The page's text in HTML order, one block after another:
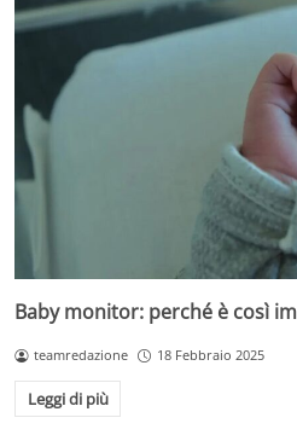
Baby monitor: perché è così
teamredazione 18 Febbraio 2025
Leggi di più